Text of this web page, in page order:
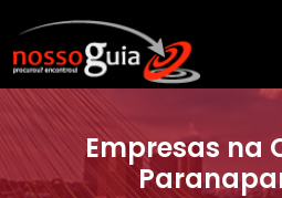
Empresas na